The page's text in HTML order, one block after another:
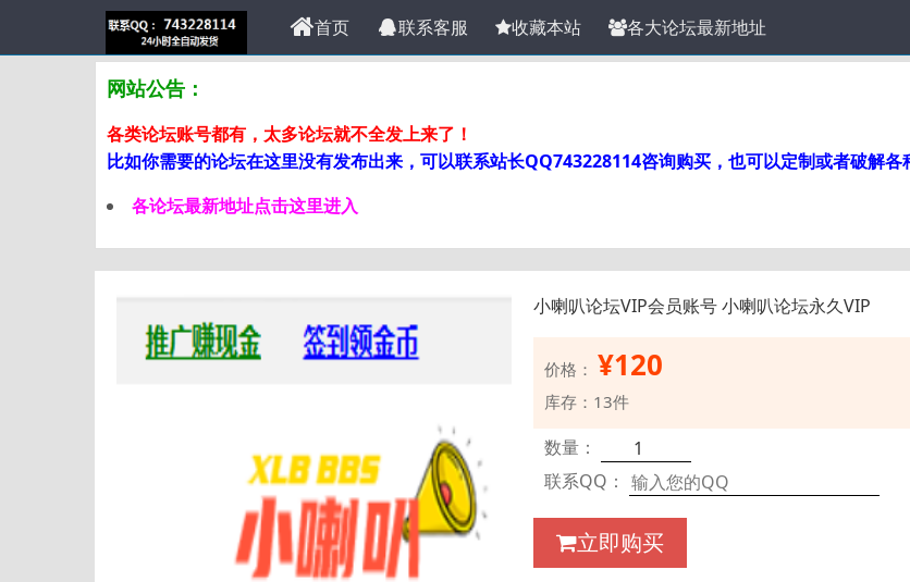
首页 联系客服 收藏本站 各大论坛最新地址
网站公告：
各类论坛账号都有，太多论坛就不全发上来了！
比如你需要的论坛在这里没有发布出来，可以联系站长QQ743228114咨询购买，也可以定制或者破解各
各论坛最新地址点击这里进入
小喇叭论坛VIP会员账号 小喇叭论坛永久VIP
价格： ¥120
库存：13件
数量：
联系QQ：
立即购买